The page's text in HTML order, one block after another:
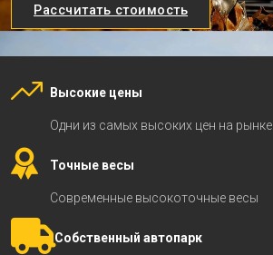
Рассчитать стоимость
Высокие цены
Одни из самых высоких цен на рынке
Точные весы
Современные высокоточные весы
Собственный автопарк